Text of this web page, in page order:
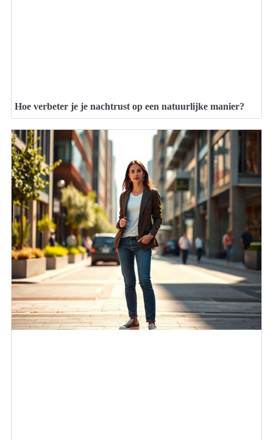
Hoe verbeter je je nachtrust op een natuurlijke manier?